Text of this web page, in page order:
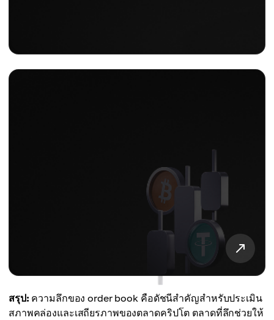
สรุป: ความลึกของ order book คือดัชนีสำคัญสำหรับประเมิน
สภาพคล่องและเสถียรภาพของตลาดคริปโต ตลาดที่ลึกช่วยให้